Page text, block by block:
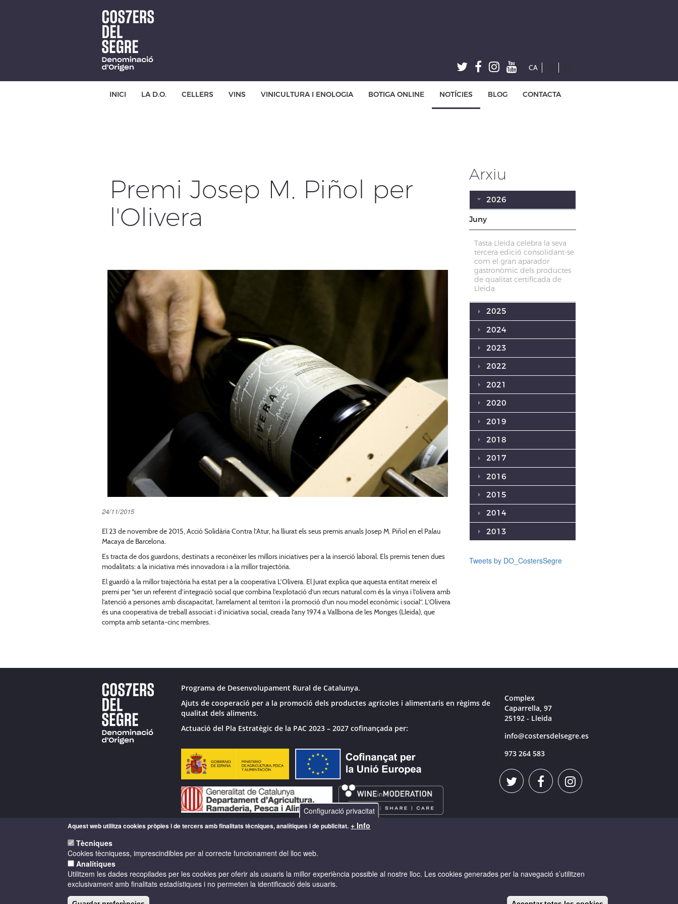
INICI LA D.O. CELLERS VINS VINICULTURA I ENOLOGIA BOTIGA ONLINE NOTÍCIES BLOG CONTACTA
CA
Premi Josep M. Piñol per
l'Olivera
24/11/2015
El 23 de novembre de 2015, Acció Solidària Contra l’Atur, ha lliurat els seus premis anuals Josep M. Piñol en el Palau
Macaya de Barcelona.
Es tracta de dos guardons, destinats a reconèixer les millors iniciatives per a la inserció laboral. Els premis tenen dues
modalitats: a la iniciativa més innovadora i a la millor trajectòria.
El guardó a la millor trajectòria ha estat per a la cooperativa L’Olivera. El Jurat explica que aquesta entitat mereix el
premi per “ser un referent d’integració social que combina l’explotació d’un recurs natural com és la vinya i l’olivera amb
l’atenció a persones amb discapacitat, l’arrelament al territori i la promoció d’un nou model econòmic i social”. L’Olivera
és una cooperativa de treball associat i d’iniciativa social, creada l’any 1974 a Vallbona de les Monges (Lleida), que
compta amb setanta-cinc membres.
Arxiu
2026
Juny
Tasta Lleida celebra la seva
tercera edició consolidant-se
com el gran aparador
gastronòmic dels productes
de qualitat certificada de
Lleida
2025
2024
2023
2022
2021
2020
2019
2018
2017
2016
2015
2014
2013
Tweets by DO_CostersSegre
Programa de Desenvolupament Rural de Catalunya.
Ajuts de cooperació per a la promoció dels productes agrícoles i alimentaris en règims de
qualitat dels aliments.
Actuació del Pla Estratègic de la PAC 2023 – 2027 cofinançada per:
Complex
Caparrella, 97
25192 - Lleida
info@costersdelsegre.es
973 264 583
Configuració privacitat
Aquest web utilitza cookies pròpies i de tercers amb finalitats tècniques, analítiques i de publicitat. + Info
Tècniques
Cookies tècniquess, imprescindibles per al correcte funcionament del lloc web.
Analítiques
Utilitzem les dades recopilades per les cookies per oferir als usuaris la millor experiència possible al nostre lloc. Les cookies generades per la navegació s’utilitzen
exclusivament amb finalitats estadístiques i no permeten la identificació dels usuaris.